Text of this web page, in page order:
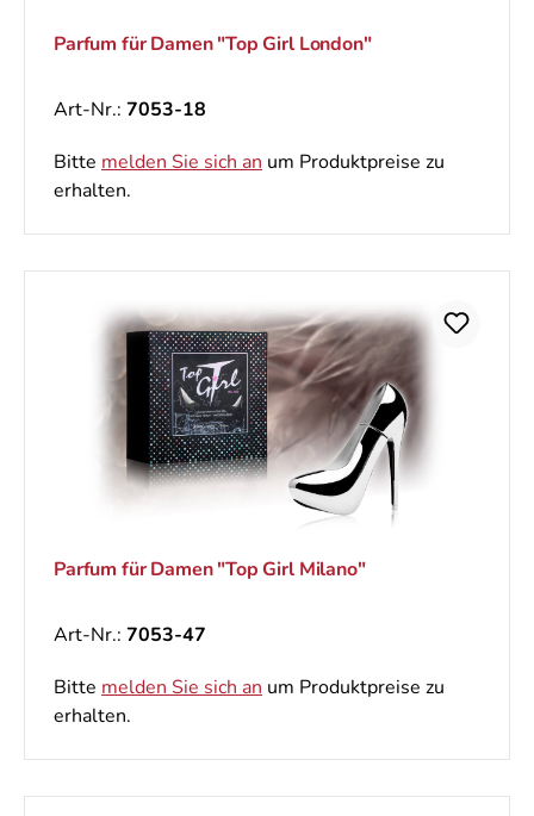
Parfum für Damen "Top Girl London"
Art-Nr.: 7053-18
Bitte melden Sie sich an um Produktpreise zu
erhalten.
Parfum für Damen "Top Girl Milano"
Art-Nr.: 7053-47
Bitte melden Sie sich an um Produktpreise zu
erhalten.